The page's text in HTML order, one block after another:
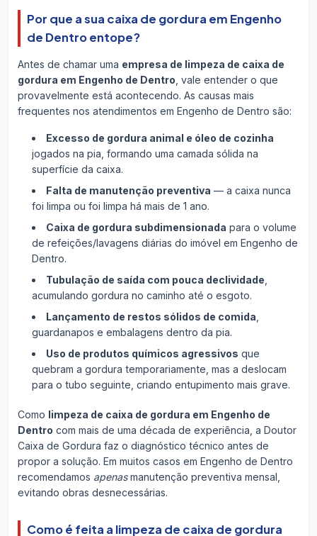
Por que a sua caixa de gordura em Engenho
de Dentro entope?
Antes de chamar uma empresa de limpeza de caixa de
gordura em Engenho de Dentro , vale entender o que
provavelmente está acontecendo. As causas mais
frequentes nos atendimentos em Engenho de Dentro são:
Excesso de gordura animal e óleo de cozinha
jogados na pia, formando uma camada sólida na
superfície da caixa.
Falta de manutenção preventiva — a caixa nunca
foi limpa ou foi limpa há mais de 1 ano.
Caixa de gordura subdimensionada para o volume
de refeições/lavagens diárias do imóvel em Engenho de
Dentro.
Tubulação de saída com pouca declividade
acumulando gordura no caminho até o esgoto.
Lançamento de restos sólidos de comida
guardanapos e embalagens dentro da pia.
Uso de produtos químicos agressivos que
quebram a gordura temporariamente, mas a deslocam
para o tubo seguinte, criando entupimento mais grave.
Como limpeza de caixa de gordura em Engenho de
Dentro com mais de uma década de experiência, a Doutor
Caixa de Gordura faz o diagnóstico técnico antes de
propor a solução. Em muitos casos em Engenho de Dentro
recomendamos apenasmanutenção preventiva mensal,
evitando obras desnecessárias.
Como é feita a limpeza de caixa de gordura